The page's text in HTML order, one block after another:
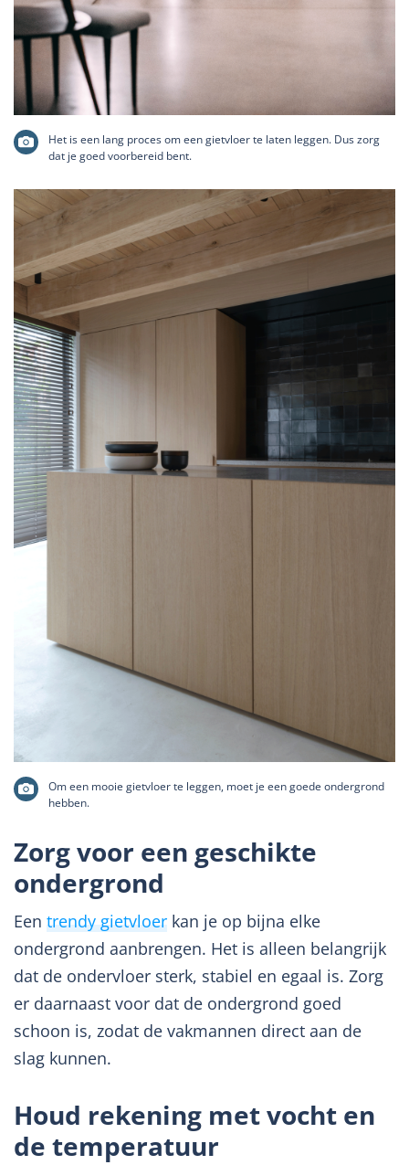
Het is een lang proces om een gietvloer te laten leggen. Dus zorg
dat je goed voorbereid bent.
Om een mooie gietvloer te leggen, moet je een goede ondergrond
hebben.
Zorg voor een geschikte
ondergrond
Een trendy gietvloer kan je op bijna elke
ondergrond aanbrengen. Het is alleen belangrijk
dat de ondervloer sterk, stabiel en egaal is. Zorg
er daarnaast voor dat de ondergrond goed
schoon is, zodat de vakmannen direct aan de
slag kunnen.
Houd rekening met vocht en
de temperatuur